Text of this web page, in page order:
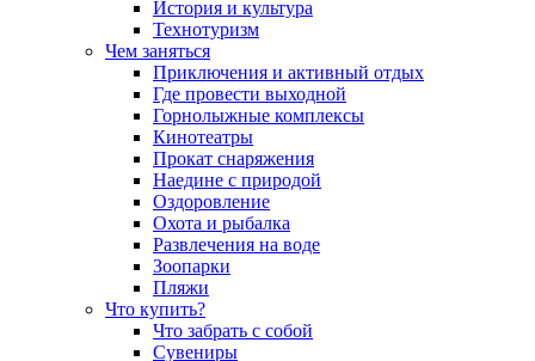
История и культура
Технотуризм
Чем заняться
Приключения и активный отдых
Где провести выходной
Горнолыжные комплексы
Кинотеатры
Прокат снаряжения
Наедине с природой
Оздоровление
Охота и рыбалка
Развлечения на воде
Зоопарки
Пляжи
Что купить?
Что забрать с собой
Сувениры